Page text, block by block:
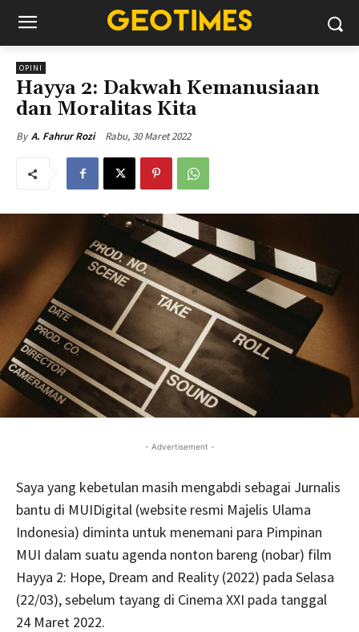
OPINI
Hayya 2: Dakwah Kemanusiaan
dan Moralitas Kita
By A. Fahrur Rozi Rabu, 30 Maret 2022
- Advertisement -
Saya yang kebetulan masih mengabdi sebagai Jurnalis
bantu di MUIDigital (website resmi Majelis Ulama
Indonesia) diminta untuk menemani para Pimpinan
MUI dalam suatu agenda nonton bareng (nobar) film
Hayya 2: Hope, Dream and Reality (2022) pada Selasa
(22/03), sebelum tayang di Cinema XXI pada tanggal
24 Maret 2022.